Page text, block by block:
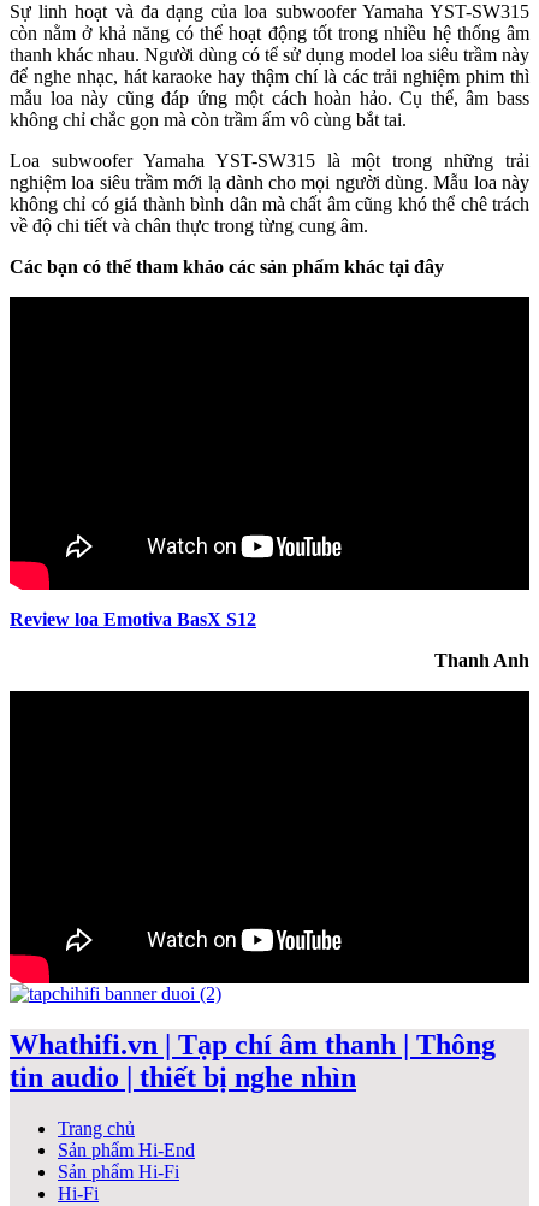
Sự linh hoạt và đa dạng của loa subwoofer Yamaha YST-SW315
còn nằm ở khả năng có thể hoạt động tốt trong nhiều hệ thống âm
thanh khác nhau. Người dùng có tể sử dụng model loa siêu trầm này
để nghe nhạc, hát karaoke hay thậm chí là các trải nghiệm phim thì
mẫu loa này cũng đáp ứng một cách hoàn hảo. Cụ thể, âm bass
không chỉ chắc gọn mà còn trầm ấm vô cùng bắt tai.
Loa subwoofer Yamaha YST-SW315 là một trong những trải
nghiệm loa siêu trầm mới lạ dành cho mọi người dùng. Mẫu loa này
không chỉ có giá thành bình dân mà chất âm cũng khó thể chê trách
về độ chi tiết và chân thực trong từng cung âm.
Các bạn có thể tham khảo các sản phẩm khác tại đây
Review loa Emotiva BasX S12
Thanh Anh
Whathifi.vn | Tạp chí âm thanh | Thông
tin audio | thiết bị nghe nhìn
Trang chủ
Sản phẩm Hi-End
Sản phẩm Hi-Fi
Hi-Fi